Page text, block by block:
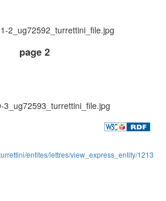
2_ug72592_turrettini_file.jpg
page 2
3_ug72593_turrettini_file.jpg
entites/lettres/view_express_entity/1213